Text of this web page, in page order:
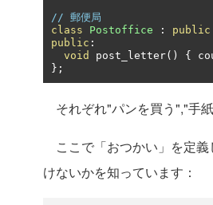
// 郵便局
class
Postoffice : public
public :
void
post_letter() {
};
それぞれ"パンを買う","手
ここで「おつかい」を定義
けないかを知っています：